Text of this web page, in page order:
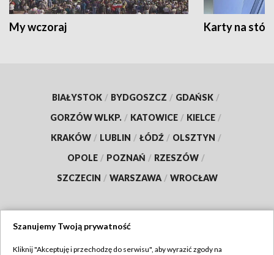
My wczoraj Karty na
BIAŁYSTOK / BYDGOSZCZ / GDAŃSK /
GORZÓW WLKP. / KATOWICE / KIELCE /
KRAKÓW / LUBLIN / ŁÓDŹ / OLSZTYN /
OPOLE / POZNAŃ / RZESZÓW /
SZCZECIN / WARSZAWA / WROCŁAW
Szanujemy Twoją prywatność
Kliknij "Akceptuję i przechodzę do serwisu", aby wyrazić zgody na